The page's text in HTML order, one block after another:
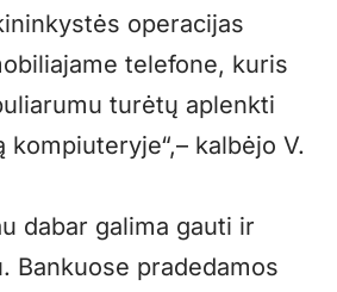
operacijas
telefone, kuris
turėtų aplenkti
kalbėjo V.
dabar galima gauti ir
Bankuose pradedamos